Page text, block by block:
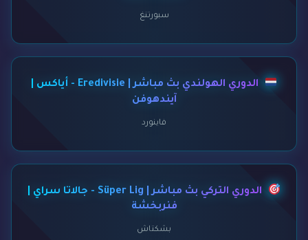
سبورتنغ
الدوري الهولندي بث مباشر | Eredivisie - أياكس |
آيندهوفن
فاينورد
الدوري التركي بث مباشر | Süper Lig - جالاتا سراي |
فنربخشة
بشكتاش